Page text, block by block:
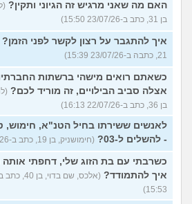
האם מה שאני מרגיש זה הגיוני ותקין?
בן 31, כתב ב-23/07/26 15:50)
איך להתגבר על רצון לקשר לפני הזמן?
21, כתבה ב-23/07/26 15:39)
כשאתם רואים מישהי ברשתות
אצלה סביב הבילויים, זה מוריד לכם?
בן 36, כתב ב-22/07/26 16:13)
לאנשים ששירתו בחיל הטנ"א, חימוש,
- להשלים ל-03?
(חימושניק, בן 19, כתב ב-22/07/26 16:04)
כשרבתי עם בת הזוג שלי, דחפתי
איך להתמודד?
15:53)